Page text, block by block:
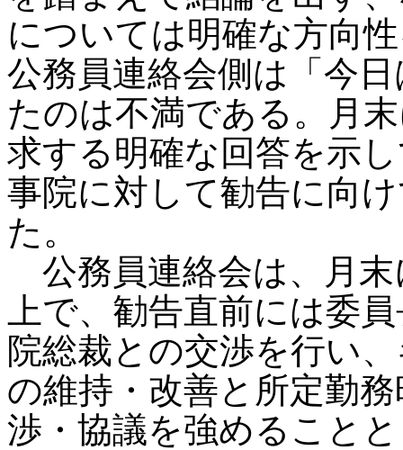
については明確な方向
公務員連絡会側は「今
たのは不満である。月
求する明確な回答を示
事院に対して勧告に向
た。
公務員連絡会は、月末
上で、勧告直前には委
院総裁との交渉を行い
の維持・改善と所定勤
渉・協議を強めること